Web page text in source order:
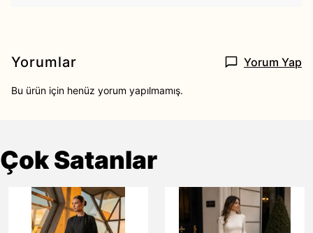
Yorumlar Yorum Yap
Bu ürün için henüz yorum yapılmamış.
Çok Satanlar